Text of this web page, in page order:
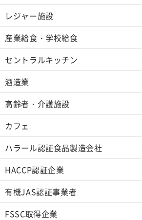
レジャー施設
産業給食・学校給食
セントラルキッチン
酒造業
高齢者・介護施設
カフェ
ハラール認証食品製造会社
HACCP認証企業
有機JAS認証事業者
FSSC取得企業